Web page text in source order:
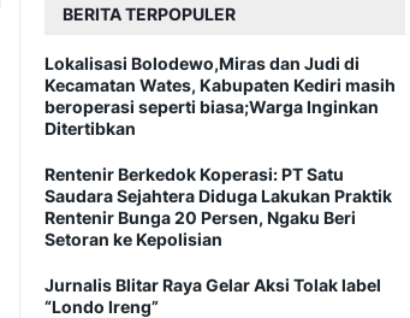
BERITA TERPOPULER
Lokalisasi Bolodewo,Miras dan Judi di
Kecamatan Wates, Kabupaten Kediri masih
beroperasi seperti biasa;Warga Inginkan
Ditertibkan
Rentenir Berkedok Koperasi: PT Satu
Saudara Sejahtera Diduga Lakukan Praktik
Rentenir Bunga 20 Persen, Ngaku Beri
Setoran ke Kepolisian
Jurnalis Blitar Raya Gelar Aksi Tolak label
“Londo Ireng”